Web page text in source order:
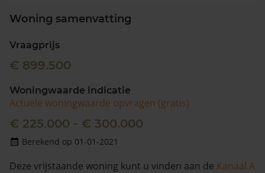
Woning samenvatting
Vraagprijs
€ 899.500
Woningwaarde indicatie
Actuele woningwaarde opvragen (gratis)
€ 225.000 - € 300.000
Berekend op 01-01-2021
Deze vrijstaande woning kunt u vinden aan de Kanaal A